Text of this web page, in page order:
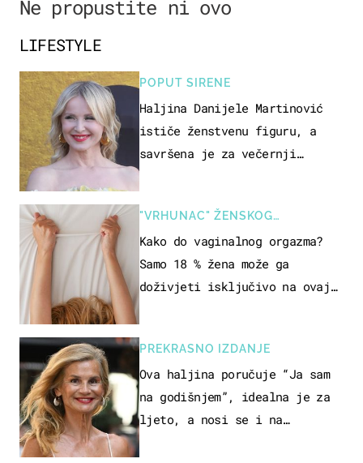
Ne propustite ni ovo
LIFESTYLE
POPUT SIRENE
Haljina Danijele Martinović
ističe ženstvenu figuru, a
savršena je za večernji
"VRHUNAC" ŽENSKOG
SEKSUALNOG ISKUSTVA
Kako do vaginalnog orgazma?
Samo 18 % žena može ga
doživjeti isključivo na ovaj
PREKRASNO IZDANJE
Ova haljina poručuje “Ja sam
na godišnjem”, idealna je za
ljeto, a nosi se i na